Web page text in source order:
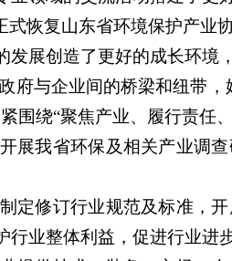
式恢复山东省环境保护产业
发展创造了更好的成长环境
府与企业间的桥梁和纽带，
围绕“聚焦产业、履行责任
展我省环保及相关产业调
定修订行业规范及标准，
业整体利益，促进行业进步